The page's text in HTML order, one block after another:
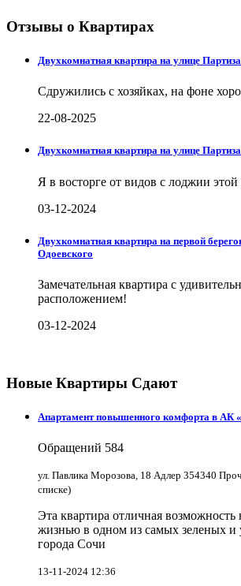
Отзывы о Квартирах
Двухкомнатная квартира на улице
Сдружились с хозяйках, на фоне
22-08-2025
Двухкомнатная квартира на улице
Я в восторге от видов с лоджии
03-12-2024
Двухкомнатная квартира на первой
Одоевского
Замечательная квартира с
расположением!
03-12-2024
Новые Квартиры Сдают
Апартамент повышенного комфорта в АК
Обращений 584
ул. Павлика Морозова, 18 Адлер 354340
списке)
Эта квартира отличная возможность
жизнью в одном из самых зеленых
города Сочи
13-11-2024 12:36